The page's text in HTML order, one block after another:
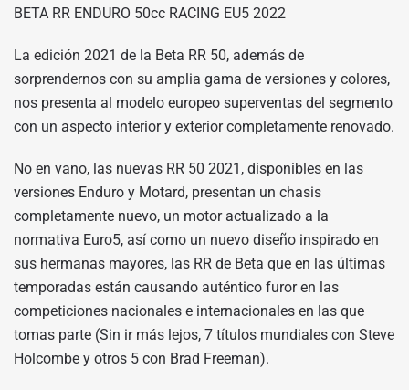
BETA RR ENDURO 50cc RACING EU5 2022
La edición 2021 de la Beta RR 50, además de
sorprendernos con su amplia gama de versiones y colores,
nos presenta al modelo europeo superventas del segmento
con un aspecto interior y exterior completamente renovado.
No en vano, las nuevas RR 50 2021, disponibles en las
versiones Enduro y Motard, presentan un chasis
completamente nuevo, un motor actualizado a la
normativa Euro5, así como un nuevo diseño inspirado en
sus hermanas mayores, las RR de Beta que en las últimas
temporadas están causando auténtico furor en las
competiciones nacionales e internacionales en las que
tomas parte (Sin ir más lejos, 7 títulos mundiales con Steve
Holcombe y otros 5 con Brad Freeman).